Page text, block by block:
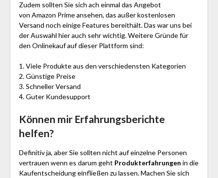
Zudem sollten Sie sich ach einmal das Angebot
von Amazon Prime ansehen, das außer kostenlosen
Versand noch einige Features bereithält. Das war uns bei
der Auswahl hier auch sehr wichtig. Weitere Gründe für
den Onlinekauf auf dieser Plattform sind:
1. Viele Produkte aus den verschiedensten Kategorien
2. Günstige Preise
3. Schneller Versand
4. Guter Kundesupport
Können mir Erfahrungsberichte
helfen?
Definitiv ja, aber Sie sollten nicht auf einzelne Personen
vertrauen wenn es darum geht Produkterfahrungen in die
Kaufentscheidung einfließen zu lassen. Machen Sie sich